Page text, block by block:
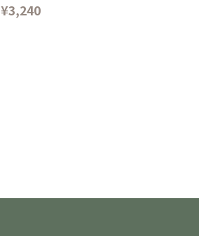
¥3,240